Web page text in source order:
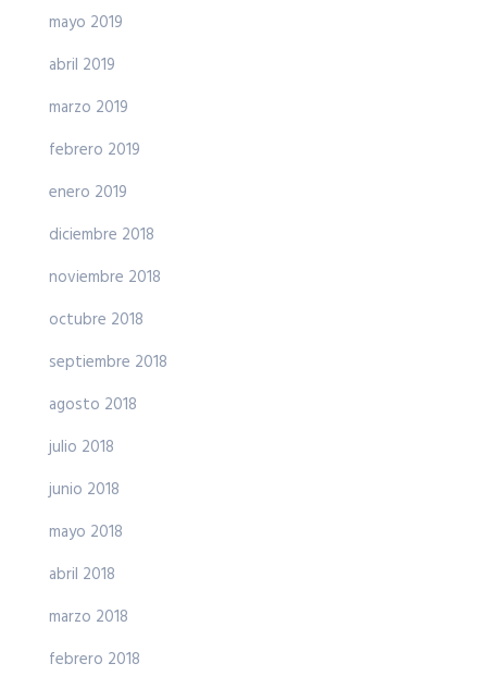
mayo 2019
abril 2019
marzo 2019
febrero 2019
enero 2019
diciembre 2018
noviembre 2018
octubre 2018
septiembre 2018
agosto 2018
julio 2018
junio 2018
mayo 2018
abril 2018
marzo 2018
febrero 2018